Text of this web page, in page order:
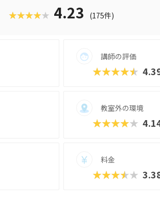
ソコンをさわったことのないお子さんでも戸惑
★★★★★ 4.23 (175件)
講師の評価
★★★★★
教室外の環境
★★★★★
料金
★★★★★